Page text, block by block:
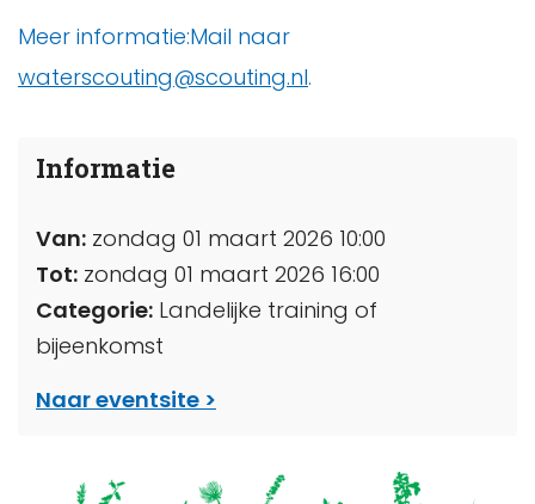
Meer informatie:Mail naar
waterscouting@scouting.nl.
Informatie
Van: zondag 01 maart 2026 10:00
Tot: zondag 01 maart 2026 16:00
Categorie: Landelijke training of
bijeenkomst
Naar eventsite